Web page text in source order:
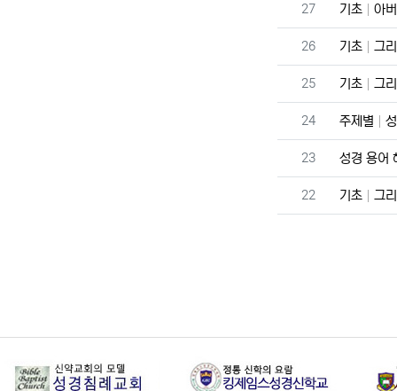
번호
27 기초 아
번호
26 기초 그
번호
25 기초 그
번호
24 주제별
번호
23 성경 용어
번호
22 기초 그